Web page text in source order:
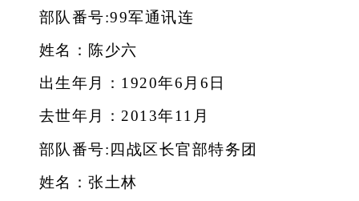
部队番号:99军通讯连
姓名：陈少六
出生年月：1920年6月6日
去世年月：2013年11月
部队番号:四战区长官部特务团
姓名：张土林